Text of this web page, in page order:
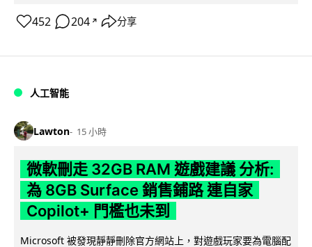
452 204 ↗ 分享
人工智能
Lawton 15 小時
微軟刪走 32GB RAM 遊戲建議 分析:
為 8GB Surface 銷售鋪路 連自家
Copilot+ 門檻也未到
Microsoft 被發現靜靜刪除官方網站上，對遊戲玩家要為電腦配